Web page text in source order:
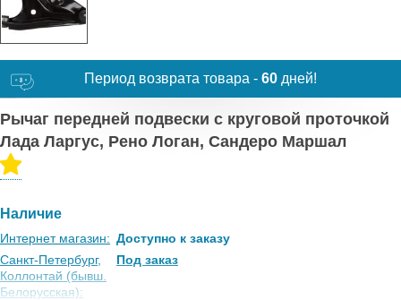
Период возврата товара - 60 дней!
Рычаг передней подвески с круговой проточкой
Лада Ларгус, Рено Логан, Сандеро Маршал
Наличие
Интернет магазин: Доступно к заказу
Санкт-Петербург,
Коллонтай (бывш.
Белорусская):
Под заказ